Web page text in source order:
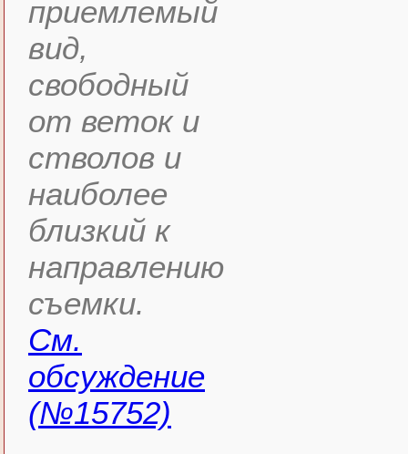
приемлемый
вид,
свободный
от веток и
стволов и
наиболее
близкий к
направлению
съемки.
См.
обсуждение
(№15752)